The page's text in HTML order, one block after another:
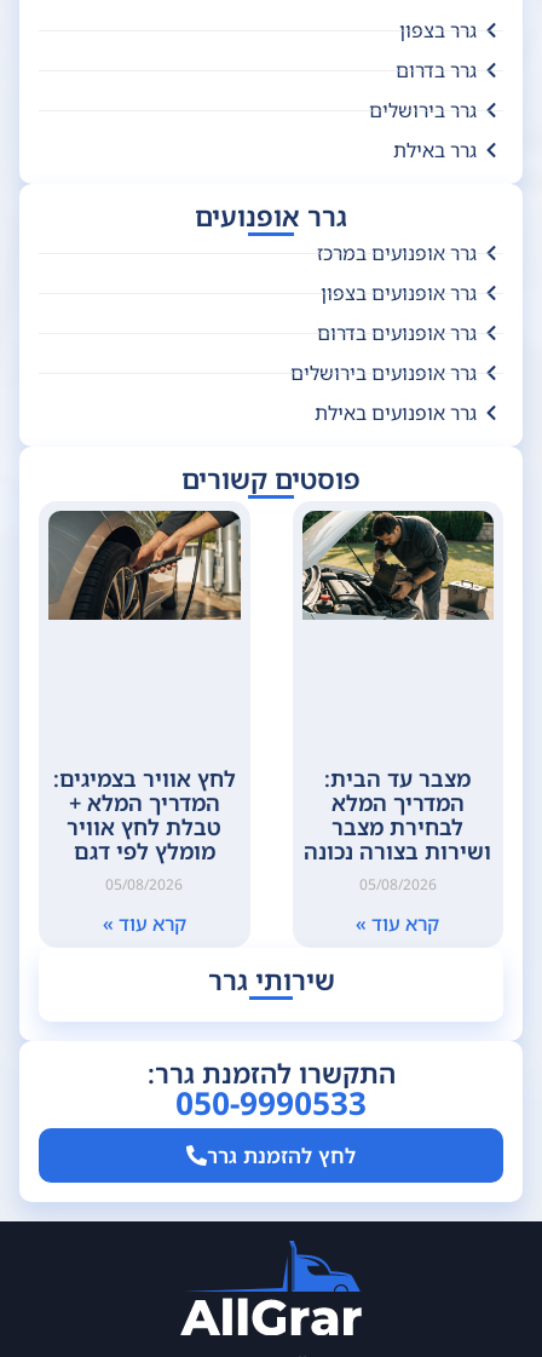
גרר בצפון
גרר בדרום
גרר בירושלים
גרר באילת
גרר אופנועים
גרר אופנועים במרכז
גרר אופנועים בצפון
גרר אופנועים בדרום
גרר אופנועים בירושלים
גרר אופנועים באילת
פוסטים קשורים
מצבר עד הבית:
המדריך המלא
לבחירת מצבר
ושירות בצורה נכונה
05/08/2026
קרא עוד »
לחץ אוויר בצמיגים:
המדריך המלא +
טבלת לחץ אוויר
מומלץ לפי דגם
05/08/2026
קרא עוד »
שירותי גרר
התקשרו להזמנת גרר:
050-9990533
לחץ להזמנת גרר